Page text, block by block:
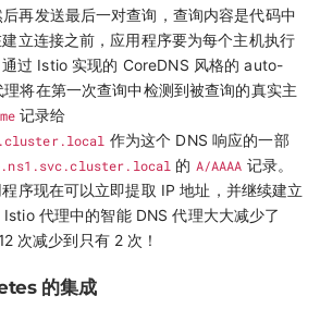
再发送最后一对查询，查询内容是代码中
立连接之前，应用程序要为每个主机执行
过 Istio 实现的 CoreDNS 风格的 auto-
将在第一次查询中检测到被查询的真实主
记录给
作为这个 DNS 响应的一部
的 A/AAAA 记录。
序现在可以立即提取 IP 地址，并继续建立
代理中的智能 DNS 代理大大减少了
次减少到只有 2 次！
的集成